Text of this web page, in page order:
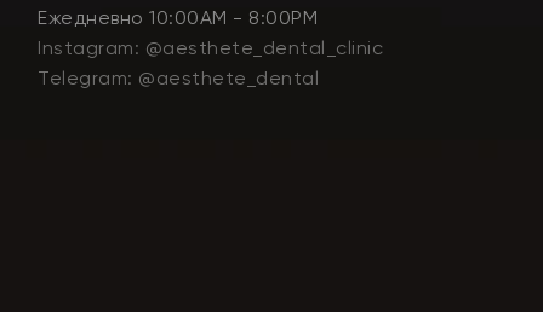
Ежедневно 10:00AM - 8:00PM
Instagram: @aesthete_dental_clinic
Telegram: @aesthete_dental